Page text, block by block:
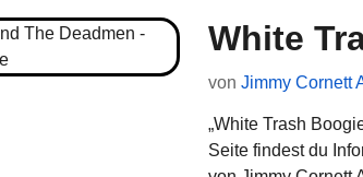
White
von Jimmy Cornett
„White Trash
Seite findest du